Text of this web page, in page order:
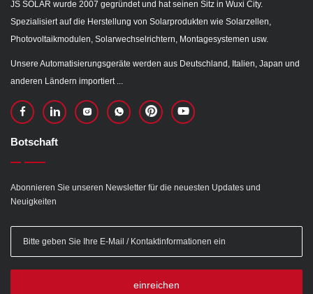
JS SOLAR wurde 2007 gegründet und hat seinen Sitz in Wuxi City.
Spezialisiert auf die Herstellung von Solarprodukten wie Solarzellen,
Photovoltaikmodulen, Solarwechselrichtern, Montagesystemen usw.
Unsere Automatisierungsgeräte werden aus Deutschland, Italien, Japan und
anderen Ländern importiert ...
Botschaft
Abonnieren Sie unseren Newsletter für die neuesten Updates und
Neuigkeiten
einreichen